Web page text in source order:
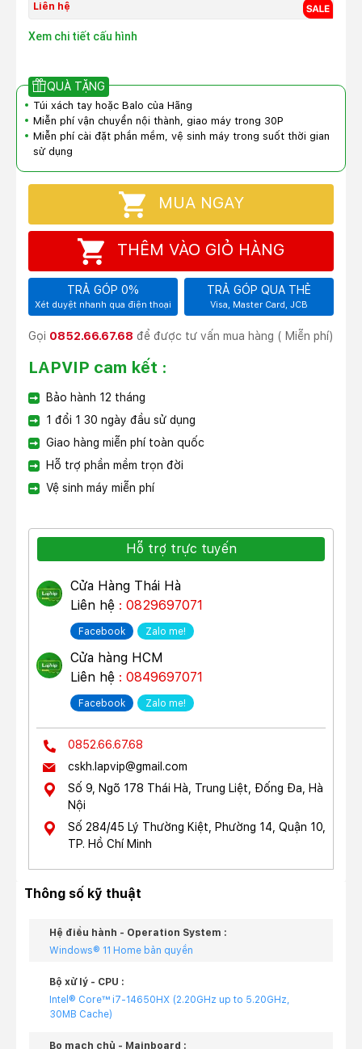
Liên hệ
Xem chi tiết cấu hình
QUÀ TẶNG
Túi xách tay hoặc Balo của Hãng
Miễn phí vận chuyển nội thành, giao máy trong 30P
Miễn phí cài đặt phần mềm, vệ sinh máy trong suốt thời gian
sử dụng
MUA NGAY
THÊM VÀO GIỎ HÀNG
TRẢ GÓP 0%
Xét duyệt nhanh qua điện thoại
TRẢ GÓP QUA THẺ
Visa, Master Card, JCB
Gọi 0852.66.67.68 để được tư vấn mua hàng ( Miễn phí)
LAPVIP cam kết :
Bảo hành 12 tháng
1 đổi 1 30 ngày đầu sử dụng
Giao hàng miễn phí toàn quốc
Hỗ trợ phần mềm trọn đời
Vệ sinh máy miễn phí
Hỗ trợ trực tuyến
Cửa Hàng Thái Hà
Liên hệ : 0829697071
Facebook Zalo me!
Cửa hàng HCM
Liên hệ : 0849697071
Facebook Zalo me!
0852.66.67.68
cskh.lapvip@gmail.com
Số 9, Ngõ 178 Thái Hà, Trung Liệt, Đống Đa, Hà
Nội
Số 284/45 Lý Thường Kiệt, Phường 14, Quận 10,
TP. Hồ Chí Minh
Thông số kỹ thuật
Hệ điều hành - Operation System :
Windows® 11 Home bản quyền
Bộ xử lý - CPU :
Intel® Core™ i7-14650HX (2.20GHz up to 5.20GHz,
30MB Cache)
Bo mạch chủ - Mainboard :